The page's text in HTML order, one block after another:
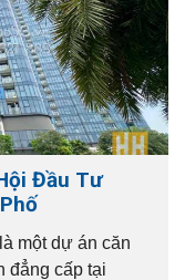
Đầu Tư
một dự án căn
đẳng cấp tại